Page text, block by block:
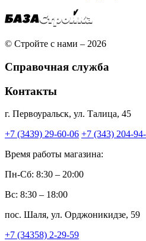
© Стройте с нами – 2026
Справочная служба
Контакты
г. Первоуральск, ул. Талица, 45
+7 (3439) 29-60-06 +7 (343) 204-
Время работы магазина:
Пн-Сб: 8:30 – 20:00
Вс: 8:30 – 18:00
пос. Шаля, ул. Орджоникидзе, 59
+7 (34358) 2-29-59